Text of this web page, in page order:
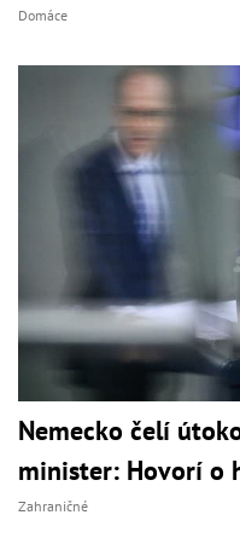
Domáce
Nemecko čelí
minister: Hovorí o
Zahraničné